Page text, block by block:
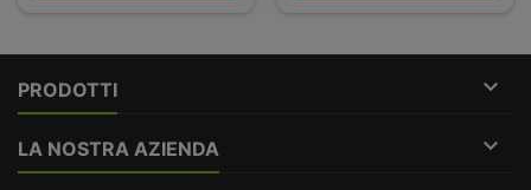
PRODOTTI 
LA NOSTRA AZIENDA 